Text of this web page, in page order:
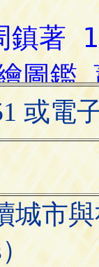
或電
城市